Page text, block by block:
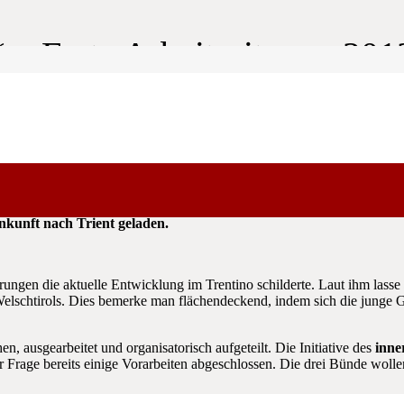
Erste Arbeitssitzung
nach Trient geladen.
die aktuelle Entwicklung im Trentino schilderte. Laut ihm
Dies bemerke man flächendeckend, indem sich die
ausgearbeitet und organisatorisch aufgeteilt. Die Initiative des
bereits einige Vorarbeiten abgeschlossen. Die drei Bünde